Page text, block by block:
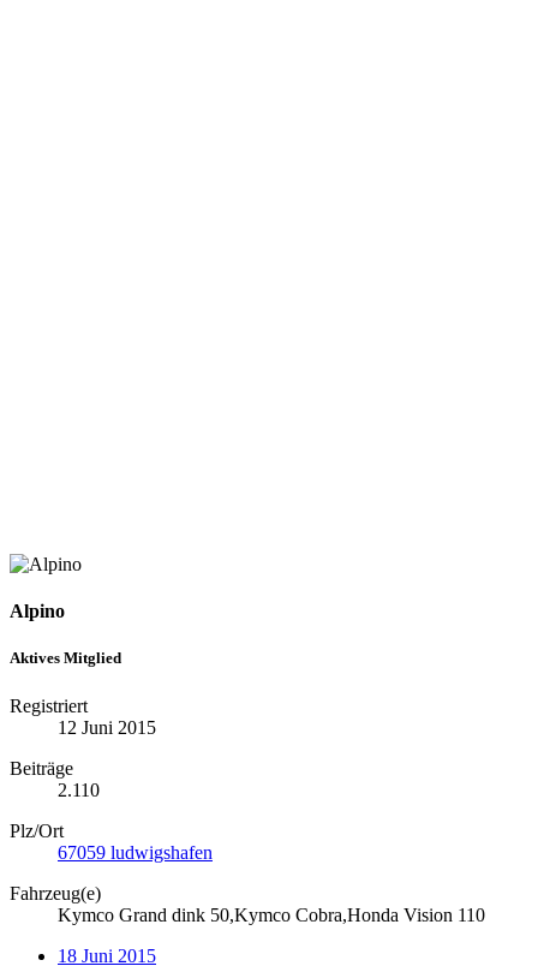
Alpino
Aktives Mitglied
Registriert
12 Juni 2015
Beiträge
2.110
Plz/Ort
67059 ludwigshafen
Fahrzeug(e)
Kymco Grand dink 50,Kymco Cobra,Honda Vision 110
18 Juni 2015